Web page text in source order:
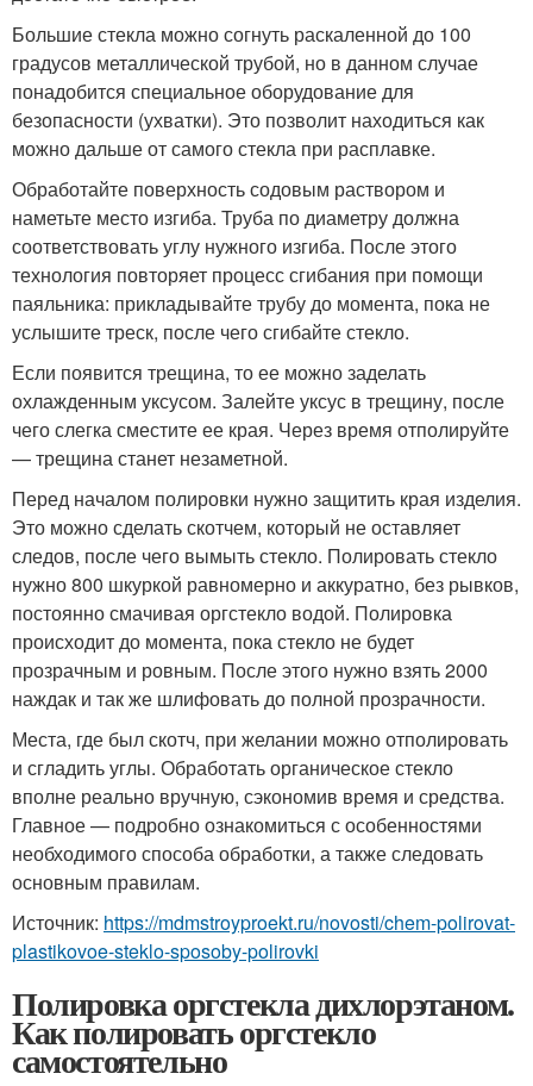
Большие стекла можно согнуть раскаленной до 100
градусов металлической трубой, но в данном случае
понадобится специальное оборудование для
безопасности (ухватки). Это позволит находиться как
можно дальше от самого стекла при расплавке.
Обработайте поверхность содовым раствором и
наметьте место изгиба. Труба по диаметру должна
соответствовать углу нужного изгиба. После этого
технология повторяет процесс сгибания при помощи
паяльника: прикладывайте трубу до момента, пока не
услышите треск, после чего сгибайте стекло.
Если появится трещина, то ее можно заделать
охлажденным уксусом. Залейте уксус в трещину, после
чего слегка сместите ее края. Через время отполируйте
— трещина станет незаметной.
Перед началом полировки нужно защитить края изделия.
Это можно сделать скотчем, который не оставляет
следов, после чего вымыть стекло. Полировать стекло
нужно 800 шкуркой равномерно и аккуратно, без рывков,
постоянно смачивая оргстекло водой. Полировка
происходит до момента, пока стекло не будет
прозрачным и ровным. После этого нужно взять 2000
наждак и так же шлифовать до полной прозрачности.
Места, где был скотч, при желании можно отполировать
и сгладить углы. Обработать органическое стекло
вполне реально вручную, сэкономив время и средства.
Главное — подробно ознакомиться с особенностями
необходимого способа обработки, а также следовать
основным правилам.
Источник: https://mdmstroyproekt.ru/novosti/chem-polirovat-
plastikovoe-steklo-sposoby-polirovki
Полировка оргстекла дихлорэтаном.
Как полировать оргстекло
самостоятельно